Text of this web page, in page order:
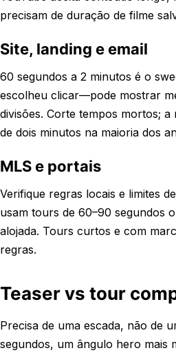
precisam de duração de filme
Site, landing e email
60 segundos a 2 minutos é o
escolheu clicar—pode mostrar
divisões. Corte tempos mortos;
de dois minutos na maioria dos
MLS e portais
Verifique regras locais e limites
usam tours de 60–90 segundos
alojada. Tours curtos e com
regras.
Teaser vs tour
Precisa de uma escada, não de
segundos, um ângulo hero mais